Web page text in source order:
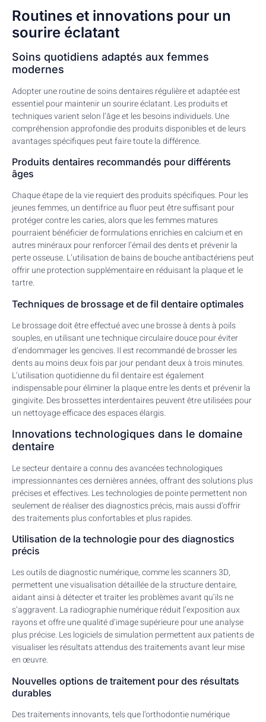
Routines et innovations pour un
sourire éclatant
Soins quotidiens adaptés aux femmes
modernes
Adopter une routine de soins dentaires régulière et adaptée est
essentiel pour maintenir un sourire éclatant. Les produits et
techniques varient selon l’âge et les besoins individuels. Une
compréhension approfondie des produits disponibles et de leurs
avantages spécifiques peut faire toute la différence.
Produits dentaires recommandés pour différents
âges
Chaque étape de la vie requiert des produits spécifiques. Pour les
jeunes femmes, un dentifrice au fluor peut être suffisant pour
protéger contre les caries, alors que les femmes matures
pourraient bénéficier de formulations enrichies en calcium et en
autres minéraux pour renforcer l’émail des dents et prévenir la
perte osseuse. L’utilisation de bains de bouche antibactériens peut
offrir une protection supplémentaire en réduisant la plaque et le
tartre.
Techniques de brossage et de fil dentaire optimales
Le brossage doit être effectué avec une brosse à dents à poils
souples, en utilisant une technique circulaire douce pour éviter
d’endommager les gencives. Il est recommandé de brosser les
dents au moins deux fois par jour pendant deux à trois minutes.
L’utilisation quotidienne du fil dentaire est également
indispensable pour éliminer la plaque entre les dents et prévenir la
gingivite. Des brossettes interdentaires peuvent être utilisées pour
un nettoyage efficace des espaces élargis.
Innovations technologiques dans le domaine
dentaire
Le secteur dentaire a connu des avancées technologiques
impressionnantes ces dernières années, offrant des solutions plus
précises et effectives. Les technologies de pointe permettent non
seulement de réaliser des diagnostics précis, mais aussi d’offrir
des traitements plus confortables et plus rapides.
Utilisation de la technologie pour des diagnostics
précis
Les outils de diagnostic numérique, comme les scanners 3D,
permettent une visualisation détaillée de la structure dentaire,
aidant ainsi à détecter et traiter les problèmes avant qu’ils ne
s’aggravent. La radiographie numérique réduit l’exposition aux
rayons et offre une qualité d’image supérieure pour une analyse
plus précise. Les logiciels de simulation permettent aux patients de
visualiser les résultats attendus des traitements avant leur mise
en œuvre.
Nouvelles options de traitement pour des résultats
durables
Des traitements innovants, tels que l’orthodontie numérique